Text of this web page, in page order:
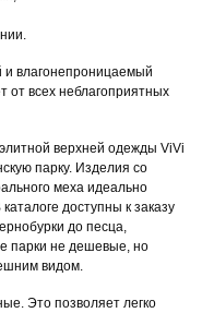
и влагонепроницаемый
от всех неблагоприятных
верхней одежды ViVi
парку. Изделия со
меха идеально
доступны к заказу
до песца,
парки не дешевые, но
видом.
Это позволяет легко